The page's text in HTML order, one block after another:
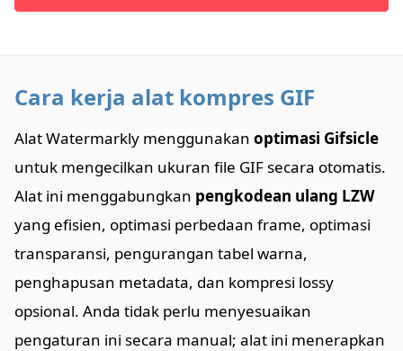
Cara kerja alat kompres GIF
Alat Watermarkly menggunakan optimasi Gifsicle
untuk mengecilkan ukuran file GIF secara otomatis.
Alat ini menggabungkan pengkodean ulang LZW
yang efisien, optimasi perbedaan frame, optimasi
transparansi, pengurangan tabel warna,
penghapusan metadata, dan kompresi lossy
opsional. Anda tidak perlu menyesuaikan
pengaturan ini secara manual; alat ini menerapkan